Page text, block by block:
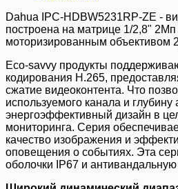
Dahua IPC-HDBW5231RP-ZE -
построена на матрице 1/2,8"
моторизированным объективом
Eco-savvy продукты
кодирования H.265,
сжатие видеоконтента. Что
используемого канала и глубину
энергоэффективный дизайн в
мониторинга. Серия
качество изображения и
оповещения о событиях. Эта
оболочки IP67 и